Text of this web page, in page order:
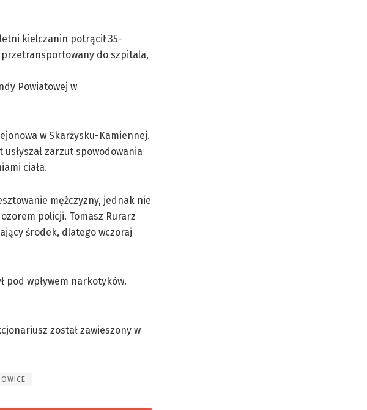
kielczanin potrącił 35-
przetransportowany do szpitala,
Powiatowej w
w Skarżysku-Kamiennej.
zarzut spowodowania
ciała.
mężczyzny, jednak nie
policji. Tomasz Rurarz
środek, dlatego wczoraj
pod wpływem narkotyków.
został zawieszony w